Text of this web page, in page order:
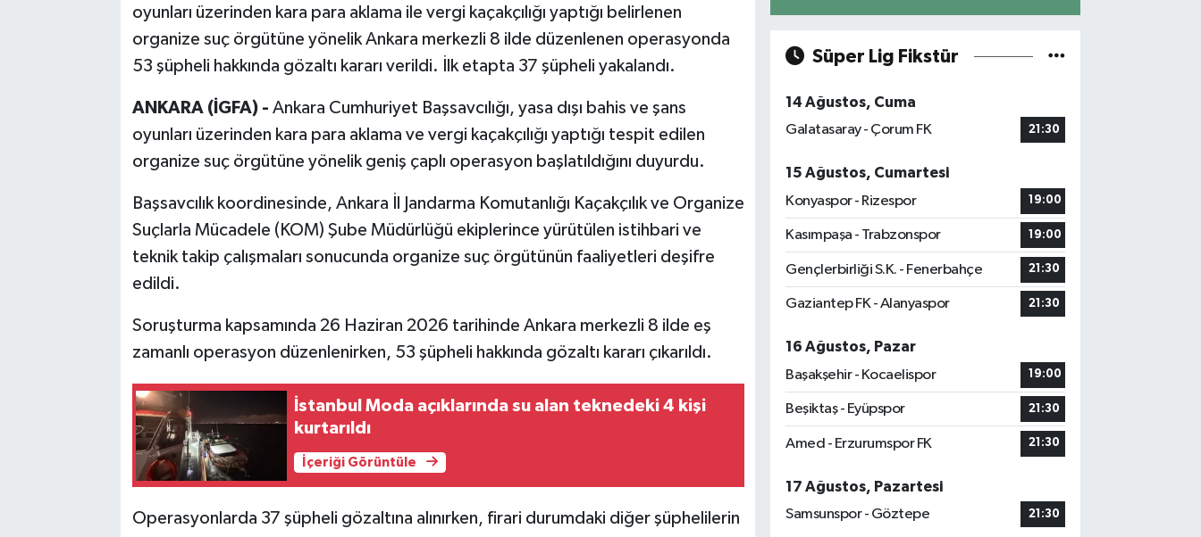
oyunları üzerinden kara para aklama ile vergi kaçakçılığı yaptığı belirlenen
organize suç örgütüne yönelik Ankara merkezli 8 ilde düzenlenen operasyonda
53 şüpheli hakkında gözaltı kararı verildi. İlk etapta 37 şüpheli yakalandı.
ANKARA (İGFA) - Ankara Cumhuriyet Başsavcılığı, yasa dışı bahis ve şans
oyunları üzerinden kara para aklama ve vergi kaçakçılığı yaptığı tespit edilen
organize suç örgütüne yönelik geniş çaplı operasyon başlatıldığını duyurdu.
Başsavcılık koordinesinde, Ankara İl Jandarma Komutanlığı Kaçakçılık ve Organize
Suçlarla Mücadele (KOM) Şube Müdürlüğü ekiplerince yürütülen istihbari ve
teknik takip çalışmaları sonucunda organize suç örgütünün faaliyetleri deşifre
edildi.
Soruşturma kapsamında 26 Haziran 2026 tarihinde Ankara merkezli 8 ilde eş
zamanlı operasyon düzenlenirken, 53 şüpheli hakkında gözaltı kararı çıkarıldı.
İstanbul Moda açıklarında su alan teknedeki 4 kişi
kurtarıldı
İçeriği Görüntüle
Operasyonlarda 37 şüpheli gözaltına alınırken, firari durumdaki diğer şüphelilerin
Süper Lig Fikstür
14 Ağustos, Cuma
Galatasaray - Çorum FK
21:30
15 Ağustos, Cumartesi
Konyaspor - Rizespor
19:00
Kasımpaşa - Trabzonspor 19:00
Gençlerbirliği S.K. - Fenerbahçe 21:30
Gaziantep FK - Alanyaspor 21:30
16 Ağustos, Pazar
Başakşehir - Kocaelispor
19:00
Beşiktaş - Eyüpspor 21:30
Amed - Erzurumspor FK 21:30
17 Ağustos, Pazartesi
Samsunspor - Göztepe
21:30